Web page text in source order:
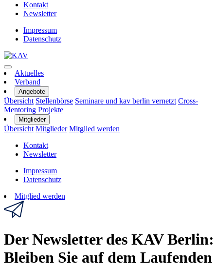
Kontakt
Newsletter
Impressum
Datenschutz
Aktuelles
Verband
Angebote
Übersicht Stellenbörse Seminare und kav berlin vernetzt Cross-
Mentoring Projekte
Mitglieder
Übersicht Mitglieder Mitglied werden
Kontakt
Newsletter
Impressum
Datenschutz
Mitglied werden
Der Newsletter des KAV Berlin:
Bleiben Sie auf dem Laufenden